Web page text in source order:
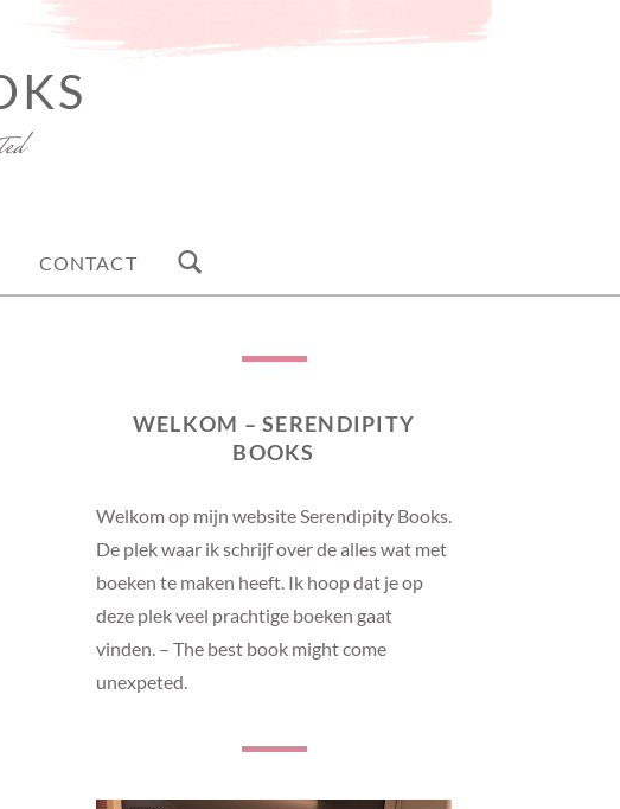
CONTACT
WELKOM – SERENDIPITY
BOOKS
Welkom op mijn website Serendipity Books.
De plek waar ik schrijf over de alles wat met
boeken te maken heeft. Ik hoop dat je op
deze plek veel prachtige boeken gaat
vinden. – The best book might come
unexpeted.